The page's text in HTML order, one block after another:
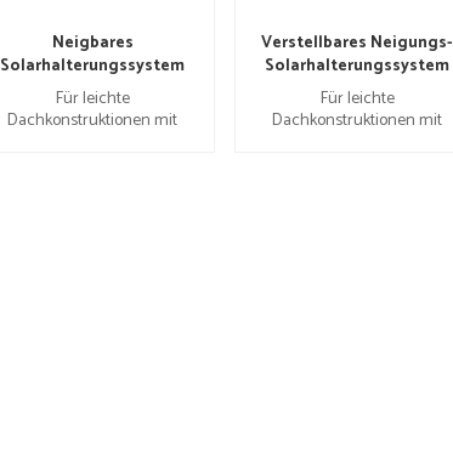
Neigbares
Solarhalterungssystem
Für leichte
Dachkonstruktionen mit
Verstellbares Neigungs-
Solarhalterungssystem
Für leichte
Dachkonstruktionen mit